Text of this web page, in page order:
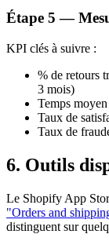
Étape 5 —
KPI clés à suivre :
% de retours
3 mois)
Temps
Taux de
Taux de
6. Outils
Le Shopify App
"Orders and
distinguent sur